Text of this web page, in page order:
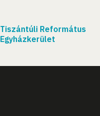
Tiszántúli Református
Egyházkerület